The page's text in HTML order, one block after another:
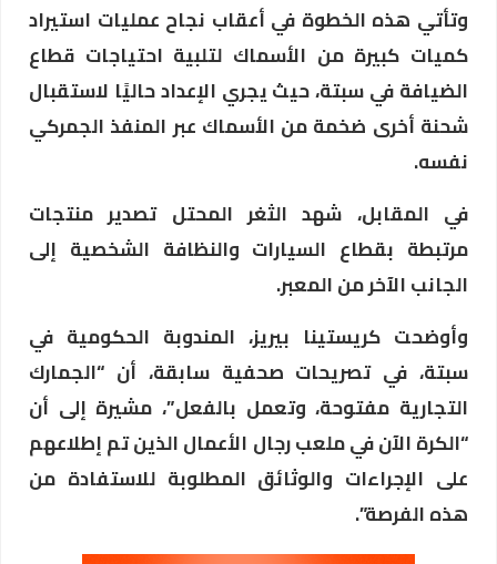
وتأتي هذه الخطوة في أعقاب نجاح عمليات استيراد
كميات كبيرة من الأسماك لتلبية احتياجات قطاع
الضيافة في سبتة، حيث يجري الإعداد حاليًا لاستقبال
شحنة أخرى ضخمة من الأسماك عبر المنفذ الجمركي
نفسه.
في المقابل، شهد الثغر المحتل تصدير منتجات
مرتبطة بقطاع السيارات والنظافة الشخصية إلى
الجانب الآخر من المعبر.
وأوضحت كريستينا بيريز، المندوبة الحكومية في
سبتة، في تصريحات صحفية سابقة، أن “الجمارك
التجارية مفتوحة، وتعمل بالفعل”، مشيرة إلى أن
“الكرة الآن في ملعب رجال الأعمال الذين تم إطلاعهم
على الإجراءات والوثائق المطلوبة للاستفادة من
هذه الفرصة”.